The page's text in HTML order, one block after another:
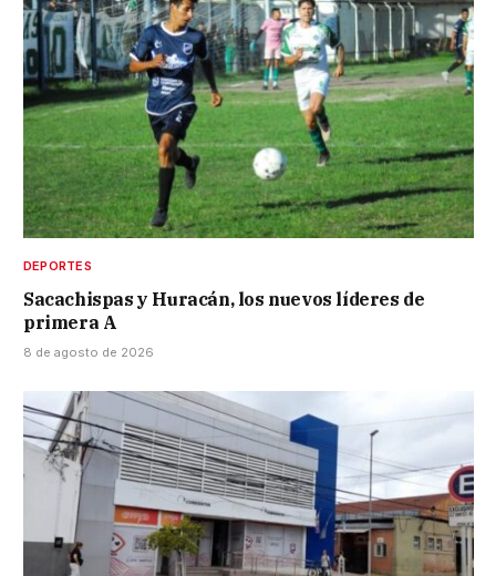
DEPORTES
Sacachispas y Huracán, los nuevos líderes de
primera A
8 de agosto de 2026